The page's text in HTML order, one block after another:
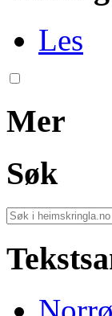
Les
Mer
Søk